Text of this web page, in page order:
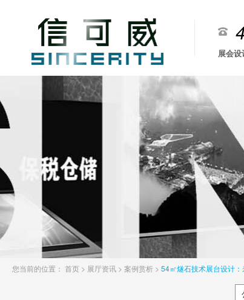
展会
您当前的位置： 首页 > 展厅资讯 > 案例赏析 > 54㎡燧石技术展台设计